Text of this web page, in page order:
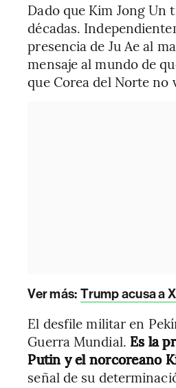
Dado que Kim Jong Un
décadas.
presencia de Ju Ae al
mensaje al mundo de
que Corea del Norte
Ver más: Trump acusa a
El desfile militar en
Guerra Mundial. Es la
Putin y el norcoreano
señal de su